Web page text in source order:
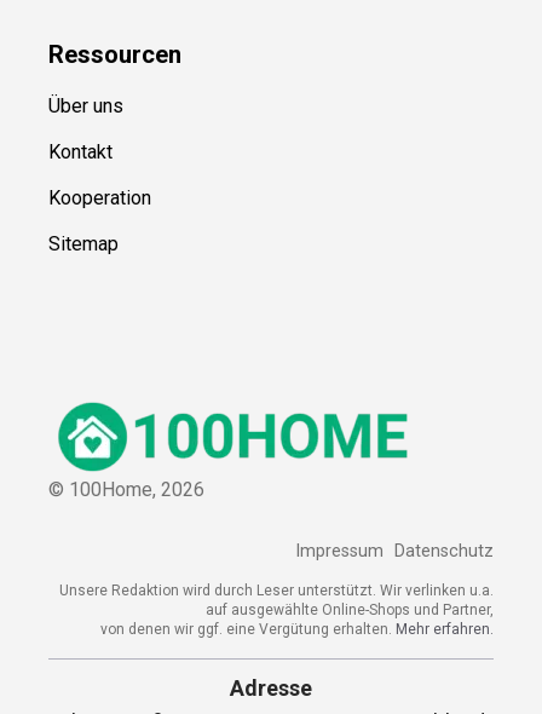
Ressourcen
Über uns
Kontakt
Kooperation
Sitemap
© 100Home, 2026
Impressum Datenschutz
Unsere Redaktion wird durch Leser unterstützt. Wir verlinken u.a.
auf ausgewählte Online-Shops und Partner,
von denen wir ggf. eine Vergütung erhalten. Mehr erfahren.
Adresse